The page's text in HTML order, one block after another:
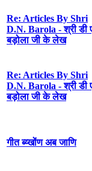
Re: Articles By Shri
D.N. Barola - श्री डी
बड़ोला जी के लेख
Re: Articles By Shri
D.N. Barola - श्री डी
बड़ोला जी के लेख
गीत ब्य्खोंण अब जाणि